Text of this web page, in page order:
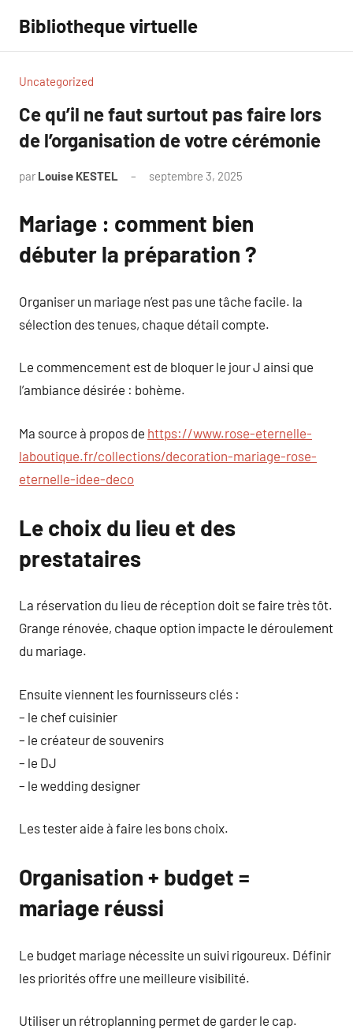
contenu
Bibliotheque virtuelle
Uncategorized
Ce qu’il ne faut surtout pas faire lors
de l’organisation de votre cérémonie
par Louise KESTEL septembre 3, 2025
Mariage : comment bien
débuter la préparation ?
Organiser un mariage n’est pas une tâche facile. la
sélection des tenues, chaque détail compte.
Le commencement est de bloquer le jour J ainsi que
l’ambiance désirée : bohème.
Ma source à propos de https://www.rose-eternelle-
laboutique.fr/collections/decoration-mariage-rose-
eternelle-idee-deco
Le choix du lieu et des
prestataires
La réservation du lieu de réception doit se faire très tôt.
Grange rénovée, chaque option impacte le déroulement
du mariage.
Ensuite viennent les fournisseurs clés :
– le chef cuisinier
– le créateur de souvenirs
– le DJ
– le wedding designer
Les tester aide à faire les bons choix.
Organisation + budget =
mariage réussi
Le budget mariage nécessite un suivi rigoureux. Définir
les priorités offre une meilleure visibilité.
Utiliser un rétroplanning permet de garder le cap.